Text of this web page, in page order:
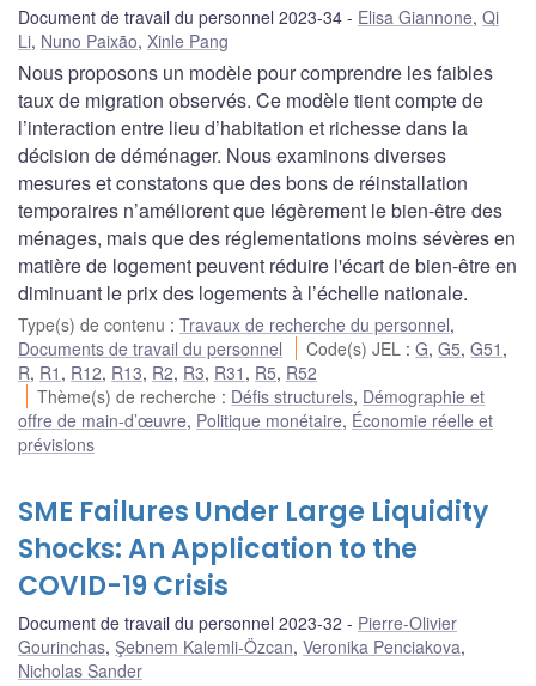
Document de travail du personnel 2023-34 Elisa Giannone, Qi
Li, Nuno Paixão, Xinle Pang
Nous proposons un modèle pour comprendre les faibles
taux de migration observés. Ce modèle tient compte de
l’interaction entre lieu d’habitation et richesse dans la
décision de déménager. Nous examinons diverses
mesures et constatons que des bons de réinstallation
temporaires n’améliorent que légèrement le bien-être des
ménages, mais que des réglementations moins sévères en
matière de logement peuvent réduire l'écart de bien-être en
diminuant le prix des logements à l’échelle nationale.
Type(s) de contenu : Travaux de recherche du personnel,
Documents de travail du personnel
Code(s) JEL :G,G5,G51 ,
R, R1 , R12, R13, R2, R3, R31 , R5, R52
Thème(s) de recherche : Défis structurels, Démographie et
offre de main-d’œuvre, Politique monétaire, Économie réelle et
prévisions
SME Failures Under Large Liquidity
Shocks: An Application to the
COVID-19 Crisis
Document de travail du personnel 2023-32
Pierre-Olivier
Gourinchas, Şebnem Kalemli-Özcan, Veronika Penciakova,
Nicholas Sander